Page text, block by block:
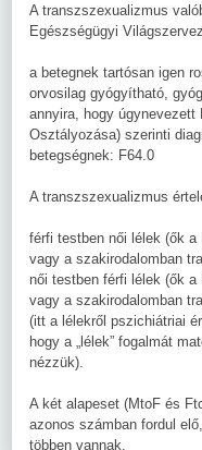
A transzszexualizmus
Egészségügyi
a betegnek tartósan igen
orvosilag gyógyítható,
annyira, hogy úgynevezett
Osztályozása) szerinti
betegségnek: F64.0
A transzszexualizmus
férfi testben női lélek (ők
vagy a szakirodalomban
női testben férfi lélek (ők
vagy a szakirodalomban
(itt a lélekről pszichiátriai
hogy a „lélek” fogalmát
nézzük).
A két alapeset (MtoF és
azonos számban fordul
többen vannak.